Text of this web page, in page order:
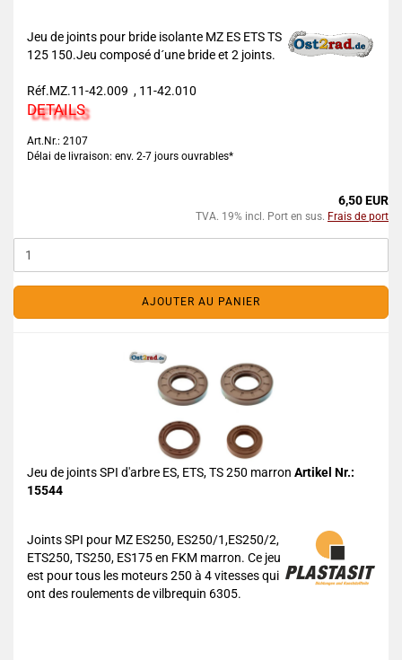
Jeu de joints pour bride isolante MZ ES ETS TS
125 150.Jeu composé d´une bride et 2 joints.
Réf.MZ.11-42.009 , 11-42.010
DETAILS
Art.Nr.: 2107
Délai de livraison: env. 2-7 jours ouvrables*
6,50 EUR
TVA. 19% incl. Port en sus. Frais de port
AJOUTER AU PANIER
Jeu de joints SPI d'arbre ES, ETS, TS 250 marron Artikel Nr.:
15544
Joints SPI pour MZ ES250, ES250/1,ES250/2,
ETS250, TS250, ES175 en FKM marron. Ce jeu
est pour tous les moteurs 250 à 4 vitesses qui
ont des roulements de vilbrequin 6305.